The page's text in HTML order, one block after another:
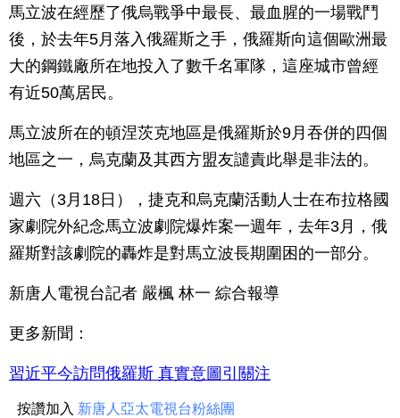
馬立波在經歷了俄烏戰爭中最長、最血腥的一場戰鬥
後，於去年5月落入俄羅斯之手，俄羅斯向這個歐洲最
大的鋼鐵廠所在地投入了數千名軍隊，這座城市曾經
有近50萬居民。
馬立波所在的頓涅茨克地區是俄羅斯於9月吞併的四個
地區之一，烏克蘭及其西方盟友譴責此舉是非法的。
週六（3月18日），捷克和烏克蘭活動人士在布拉格國
家劇院外紀念馬立波劇院爆炸案一週年，去年3月，俄
羅斯對該劇院的轟炸是對馬立波長期圍困的一部分。
新唐人電視台記者 嚴楓 林一 綜合報導
更多新聞：
習近平今訪問俄羅斯 真實意圖引關注
按讚加入 新唐人亞太電視台粉絲團